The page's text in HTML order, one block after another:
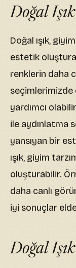
Doğal
Doğal ışık,
estetik
renklerin daha
seçimlerimizde
yardımcı
ile aydınlatma
yansıyan bir
ışık, giyim
oluşturabilir.
daha canlı
iyi sonuçlar
Doğal